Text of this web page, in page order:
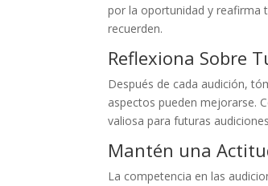
por la oportunidad y reafirma
recuerden.
Reflexiona Sobre
Después de cada audición,
aspectos pueden mejorarse.
valiosa para futuras
Mantén una
La competencia en las